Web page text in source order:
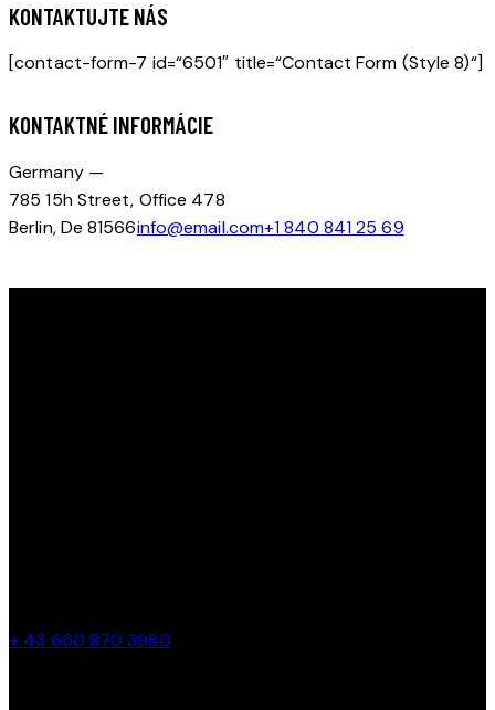
KONTAKTUJTE NÁS
[contact-form-7 id=“6501″ title=“Contact Form (Style 8)“]
KONTAKTNÉ INFORMÁCIE
Germany —
785 15h Street, Office 478
Berlin, De 81566info@email.com+1 840 841 25 69
+ 43 660 870 3980